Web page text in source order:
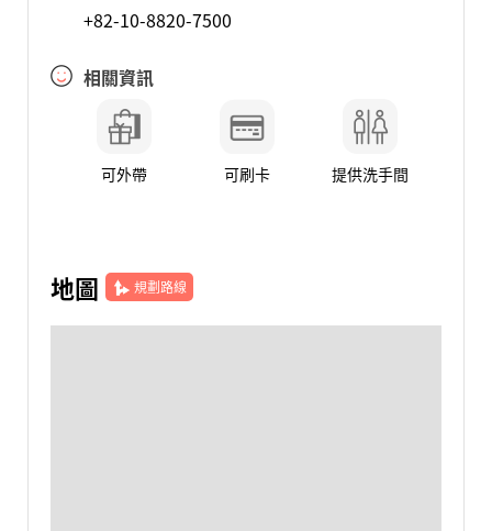
+82-10-8820-7500
相關資訊
可外帶 可刷卡 提供洗手間
地圖 規劃路線